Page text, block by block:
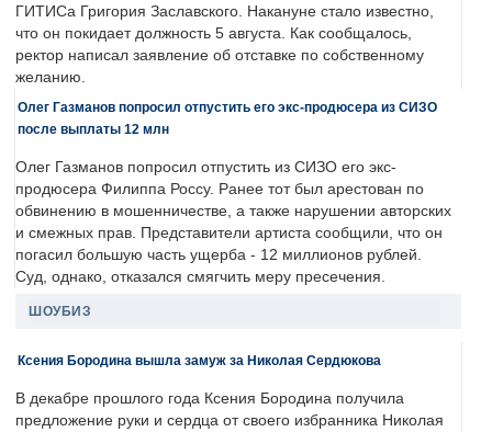
ГИТИСа Григория Заславского. Накануне стало известно,
что он покидает должность 5 августа. Как сообщалось,
ректор написал заявление об отставке по собственному
желанию.
Олег Газманов попросил отпустить его экс-продюсера из СИЗО
после выплаты 12 млн
Олег Газманов попросил отпустить из СИЗО его экс-
продюсера Филиппа Россу. Ранее тот был арестован по
обвинению в мошенничестве, а также нарушении авторских
и смежных прав. Представители артиста сообщили, что он
погасил большую часть ущерба - 12 миллионов рублей.
Суд, однако, отказался смягчить меру пресечения.
ШОУБИЗ
Ксения Бородина вышла замуж за Николая Сердюкова
В декабре прошлого года Ксения Бородина получила
предложение руки и сердца от своего избранника Николая